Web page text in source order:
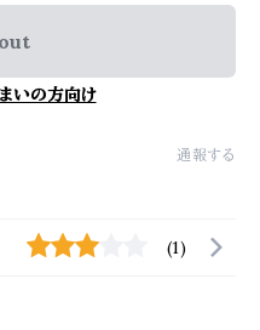
いの方向け
通報する
(1)